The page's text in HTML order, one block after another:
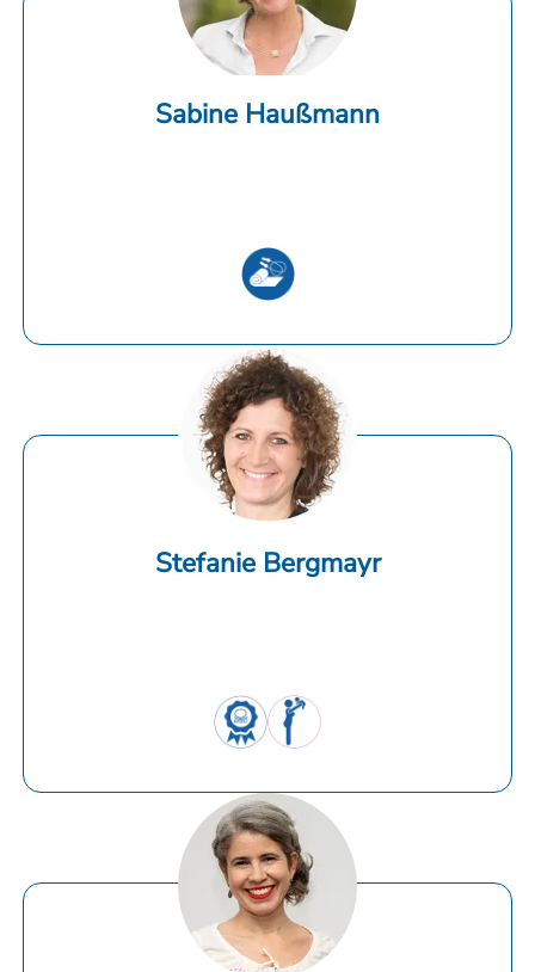
Sabine Haußmann
Stefanie Bergmayr